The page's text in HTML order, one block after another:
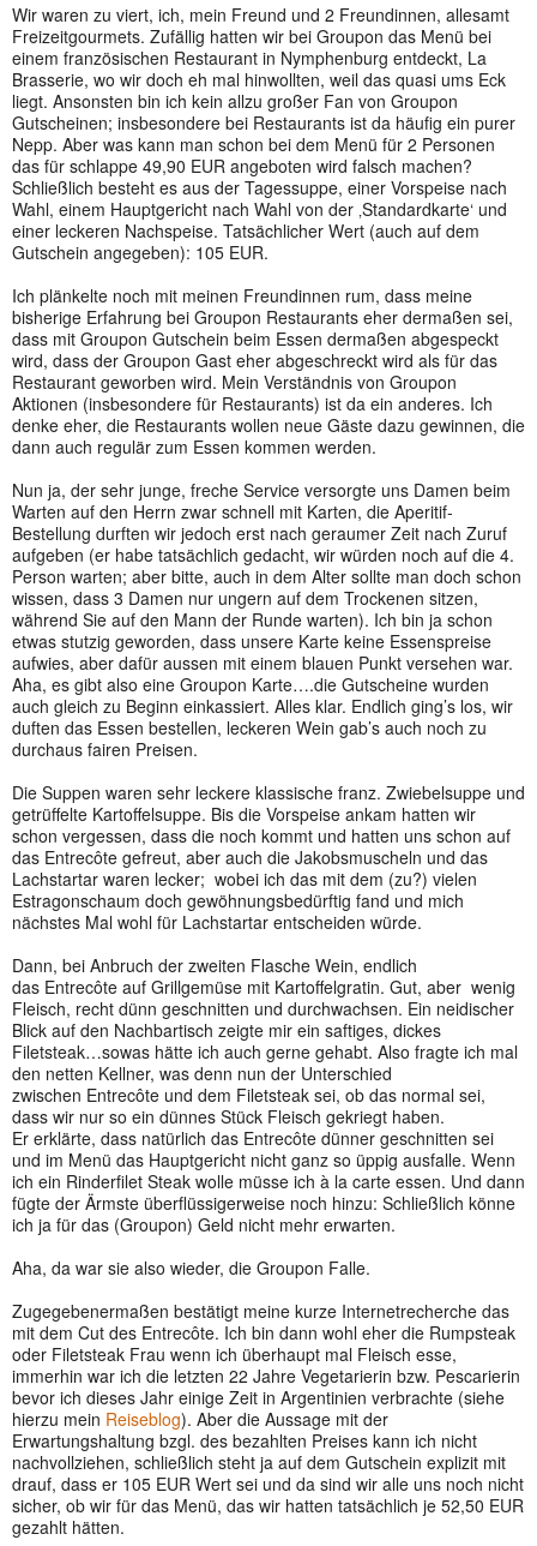
Wir waren zu viert, ich, mein Freund und 2 Freundinnen, allesamt
Freizeitgourmets. Zufällig hatten wir bei Groupon das Menü bei
einem französischen Restaurant in Nymphenburg entdeckt, La
Brasserie, wo wir doch eh mal hinwollten, weil das quasi ums Eck
liegt. Ansonsten bin ich kein allzu großer Fan von Groupon
Gutscheinen; insbesondere bei Restaurants ist da häufig ein purer
Nepp. Aber was kann man schon bei dem Menü für 2 Personen
das für schlappe 49,90 EUR angeboten wird falsch machen?
Schließlich besteht es aus der Tagessuppe, einer Vorspeise nach
Wahl, einem Hauptgericht nach Wahl von der ‚Standardkarte‘ und
einer leckeren Nachspeise. Tatsächlicher Wert (auch auf dem
Gutschein angegeben): 105 EUR.
Ich plänkelte noch mit meinen Freundinnen rum, dass meine
bisherige Erfahrung bei Groupon Restaurants eher dermaßen sei,
dass mit Groupon Gutschein beim Essen dermaßen abgespeckt
wird, dass der Groupon Gast eher abgeschreckt wird als für das
Restaurant geworben wird. Mein Verständnis von Groupon
Aktionen (insbesondere für Restaurants) ist da ein anderes. Ich
denke eher, die Restaurants wollen neue Gäste dazu gewinnen, die
dann auch regulär zum Essen kommen werden.
Nun ja, der sehr junge, freche Service versorgte uns Damen beim
Warten auf den Herrn zwar schnell mit Karten, die Aperitif-
Bestellung durften wir jedoch erst nach geraumer Zeit nach Zuruf
aufgeben (er habe tatsächlich gedacht, wir würden noch auf die 4.
Person warten; aber bitte, auch in dem Alter sollte man doch schon
wissen, dass 3 Damen nur ungern auf dem Trockenen sitzen,
während Sie auf den Mann der Runde warten). Ich bin ja schon
etwas stutzig geworden, dass unsere Karte keine Essenspreise
aufwies, aber dafür aussen mit einem blauen Punkt versehen war.
Aha, es gibt also eine Groupon Karte….die Gutscheine wurden
auch gleich zu Beginn einkassiert. Alles klar. Endlich ging’s los, wir
duften das Essen bestellen, leckeren Wein gab’s auch noch zu
durchaus fairen Preisen.
Die Suppen waren sehr leckere klassische franz. Zwiebelsuppe und
getrüffelte Kartoffelsuppe. Bis die Vorspeise ankam hatten wir
schon vergessen, dass die noch kommt und hatten uns schon auf
das Entrecôte gefreut, aber auch die Jakobsmuscheln und das
Lachstartar waren lecker; wobei ich das mit dem (zu?) vielen
Estragonschaum doch gewöhnungsbedürftig fand und mich
nächstes Mal wohl für Lachstartar entscheiden würde.
Dann, bei Anbruch der zweiten Flasche Wein, endlich
das Entrecôte auf Grillgemüse mit Kartoffelgratin. Gut, aber wenig
Fleisch, recht dünn geschnitten und durchwachsen. Ein neidischer
Blick auf den Nachbartisch zeigte mir ein saftiges, dickes
Filetsteak…sowas hätte ich auch gerne gehabt. Also fragte ich mal
den netten Kellner, was denn nun der Unterschied
zwischen Entrecôte und dem Filetsteak sei, ob das normal sei,
dass wir nur so ein dünnes Stück Fleisch gekriegt haben.
Er erklärte, dass natürlich das Entrecôte dünner geschnitten sei
und im Menü das Hauptgericht nicht ganz so üppig ausfalle. Wenn
ich ein Rinderfilet Steak wolle müsse ich à la carte essen. Und dann
fügte der Ärmste überflüssigerweise noch hinzu: Schließlich könne
ich ja für das (Groupon) Geld nicht mehr erwarten.
Aha, da war sie also wieder, die Groupon Falle.
Zugegebenermaßen bestätigt meine kurze Internetrecherche das
mit dem Cut des Entrecôte. Ich bin dann wohl eher die Rumpsteak
oder Filetsteak Frau wenn ich überhaupt mal Fleisch esse,
immerhin war ich die letzten 22 Jahre Vegetarierin bzw. Pescarierin
bevor ich dieses Jahr einige Zeit in Argentinien verbrachte (siehe
hierzu mein Reiseblog). Aber die Aussage mit der
Erwartungshaltung bzgl. des bezahlten Preises kann ich nicht
nachvollziehen, schließlich steht ja auf dem Gutschein explizit mit
drauf, dass er 105 EUR Wert sei und da sind wir alle uns noch nicht
sicher, ob wir für das Menü, das wir hatten tatsächlich je 52,50 EUR
gezahlt hätten.